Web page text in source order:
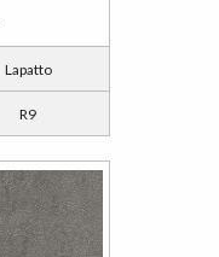
Lapatto
R9